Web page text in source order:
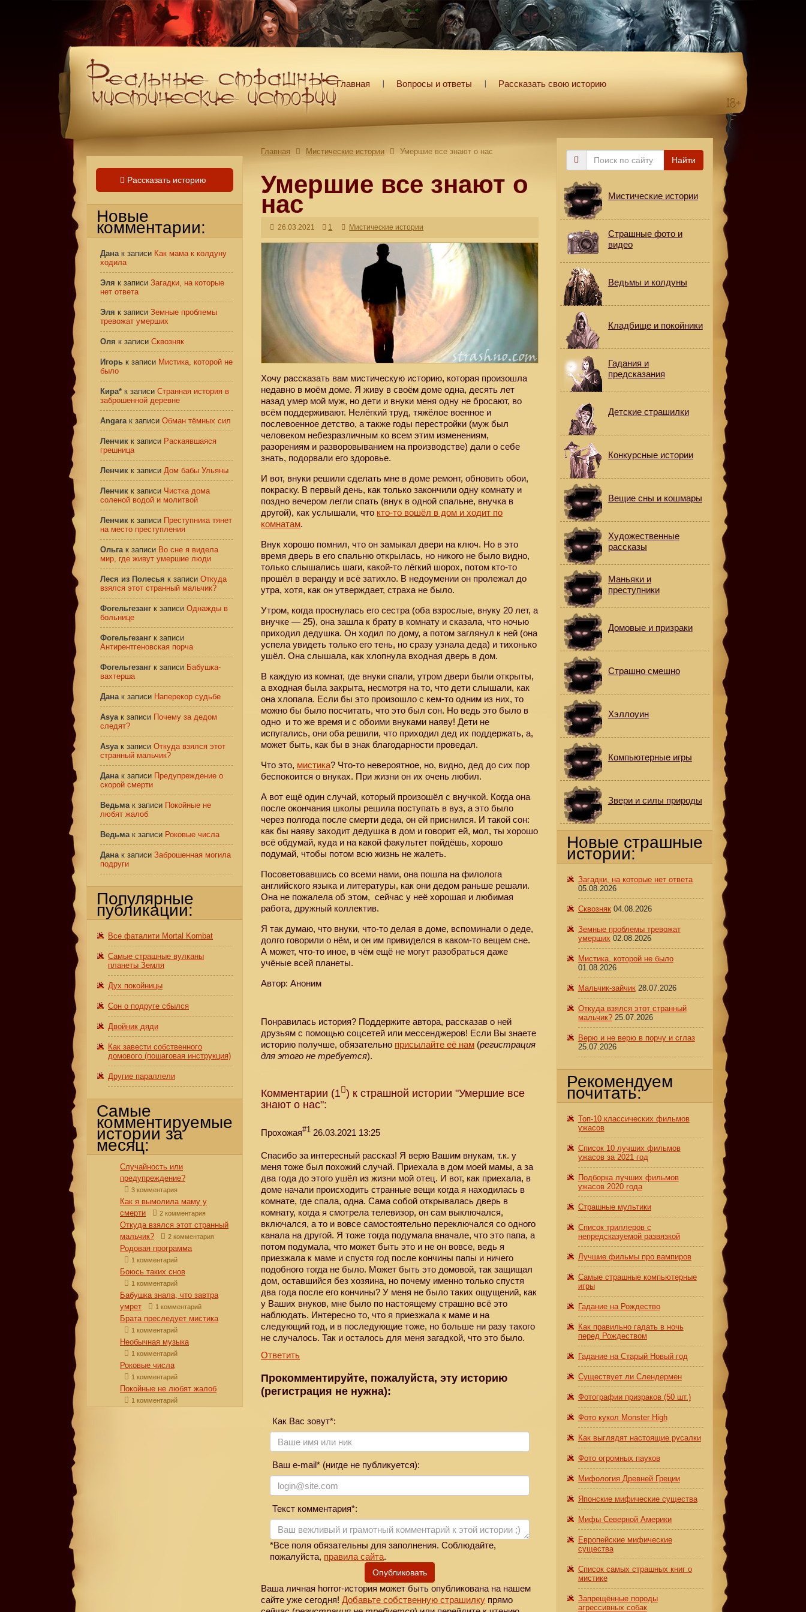
Главная Вопросы и ответы Рассказать свою историю
Главная Мистические истории Умершие все знают о нас
Умершие все знают о
нас
26.03.2021 1 Мистические истории
Хочу рассказать вам мистическую историю, которая произошла
недавно в моём доме. Я живу в своём доме одна, десять лет
назад умер мой муж, но дети и внуки меня одну не бросают, во
всём поддерживают. Нелёгкий труд, тяжёлое военное и
послевоенное детство, а также годы перестройки (муж был
человеком небезразличным ко всем этим изменениям,
разорениям и разворовыванием на производстве) дали о себе
знать, подорвали его здоровье.
И вот, внуки решили сделать мне в доме ремонт, обновить обои,
покраску. В первый день, как только закончили одну комнату и
поздно вечером легли спать (внук в одной спальне, внучка в
другой), как услышали, что кто-то вошёл в дом и ходит по
комнатам.
Внук хорошо помнил, что он замыкал двери на ключ. Но в это
время дверь в его спальню открылась, но никого не было видно,
только слышались шаги, какой-то лёгкий шорох, потом кто-то
прошёл в веранду и всё затихло. В недоумении он пролежал до
утра, хотя, как он утверждает, страха не было.
Утром, когда проснулась его сестра (оба взрослые, внуку 20 лет, а
внучке — 25), она зашла к брату в комнату и сказала, что ночью
приходил дедушка. Он ходил по дому, а потом заглянул к ней (она
успела увидеть только его тень, но сразу узнала деда) и тихонько
ушёл. Она слышала, как хлопнула входная дверь в дом.
В каждую из комнат, где внуки спали, утром двери были открыты,
а входная была закрыта, несмотря на то, что дети слышали, как
она хлопала. Если бы это произошло с кем-то одним из них, то
можно бы было посчитать, что это был сон. Но ведь это было в
одно и то же время и с обоими внуками наяву! Дети не
испугались, они оба решили, что приходил дед их поддержать, а,
может быть, как бы в знак благодарности проведал.
Что это, мистика? Что-то невероятное, но, видно, дед до сих пор
беспокоится о внуках. При жизни он их очень любил.
А вот ещё один случай, который произошёл с внучкой. Когда она
после окончания школы решила поступать в вуз, а это было
через полгода после смерти деда, он ей приснился. И такой сон:
как бы наяву заходит дедушка в дом и говорит ей, мол, ты хорошо
всё обдумай, куда и на какой факультет пойдёшь, хорошо
подумай, чтобы потом всю жизнь не жалеть.
Посоветовавшись со всеми нами, она пошла на филолога
английского языка и литературы, как они дедом раньше решали.
Она не пожалела об этом, сейчас у неё хорошая и любимая
работа, дружный коллектив.
Я так думаю, что внуки, что-то делая в доме, вспоминали о деде,
долго говорили о нём, и он им привиделся в каком-то вещем сне.
А может, что-то иное, в чём ещё не могут разобраться даже
учёные всей планеты.
Автор: Аноним
Понравилась история? Поддержите автора, рассказав о ней
друзьям с помощью соцсетей или мессенджеров! Если Вы знаете
историю получше, обязательно присылайте её нам (регистрация
для этого не требуется).
Комментарии (1 ) к страшной истории "Умершие все
знают о нас":
Прохожая#1 26.03.2021 13:25
Спасибо за интересный рассказ! Я верю Вашим внукам, т.к. у
меня тоже был похожий случай. Приехала в дом моей мамы, а за
два года до этого ушёл из жизни мой отец. И вот, как приехала, в
доме начали происходить странные вещи когда я находилась в
комнате, где спала, одна. Сама собой открывалась дверь в
комнату, когда я смотрела телевизор, он сам выключался,
включался, а то и вовсе самостоятельно переключался со одного
канала на другой. Я тоже тогда подумала вначале, что это папа, а
потом подумала, что может быть это и не он вовсе, ведь я
приезжала к маме и спустя год после кончины папы и ничего
подобного тогда не было. Может быть это домовой, так защищал
дом, оставшийся без хозяина, но почему именно только спустя
два года после его кончины? У меня не было таких ощущений, как
у Ваших внуков, мне было по настоящему страшно всё это
наблюдать. Интересно то, что я приезжала к маме и на
следующий год, и в последующие тоже, но больше ни разу такого
не случалось. Так и осталось для меня загадкой, что это было.
Ответить
Прокомментируйте, пожалуйста, эту историю
(регистрация не нужна):
Как Вас зовут*:
Ваш e-mail* (нигде не публикуется):
Текст комментария*:
*Все поля обязательны для заполнения. Соблюдайте,
пожалуйста, правила сайта.
Опубликовать
Ваша личная horror-история может быть опубликована на нашем
сайте уже сегодня!Добавьте собственную страшилку прямо
Рассказать историю
Новые
комментарии:
Данак записи Как мама к колдуну
ходила
Эля к записи Загадки, на которые
нет ответа
Эля к записи Земные проблемы
тревожат умерших
Оля к записи Сквозняк
Игорь к записи Мистика, которой не
было
Кира* к записи Странная история в
заброшенной деревне
Angaraк записи Обман тёмных сил
Ленчик к записи Раскаявшаяся
грешница
Ленчик к записи Дом бабы Ульяны
Ленчик к записи Чистка дома
соленой водой и молитвой
Ленчик к записи Преступника тянет
на место преступления
Ольгак записи Во сне я видела
мир, где живут умершие люди
Леся из Полесья к записи Откуда
взялся этот странный мальчик?
Фогельгезанг к записи Однажды в
больнице
Фогельгезанг к записи
Антирентгеновская порча
Фогельгезанг к записи Бабушка-
вахтерша
Данак записи Наперекор судьбе
Asyaк записи Почему за дедом
следят?
Asyaк записи Откуда взялся этот
странный мальчик?
Данак записи Предупреждение о
скорой смерти
Ведьмак записи Покойные не
любят жалоб
Ведьмак записи Роковые числа
Данак записи Заброшенная могила
подруги
Популярные
публикации:
Все фаталити Mortal Kombat
Самые страшные вулканы
планеты Земля
Дух покойницы
Сон о подруге сбылся
Двойник дяди
Как завести собственного
домового (пошаговая инструкция)
Другие параллели
Самые
комментируемые
истории за
месяц:
Случайность или
предупреждение?
3 комментария
Как я вымолила маму у
смерти
2 комментария
Откуда взялся этот странный
мальчик?
2 комментария
Родовая программа
1 комментарий
Боюсь таких снов
1 комментарий
Бабушка знала, что завтра
умрет
1 комментарий
Брата преследует мистика
1 комментарий
Необычная музыка
1 комментарий
Роковые числа
1 комментарий
Покойные не любят жалоб
1 комментарий
Поиск
Найти
Мистические истории
Страшные фото и
видео
Ведьмы и колдуны
Кладбище и покойники
Гадания и
предсказания
Детские страшилки
Конкурсные истории
Вещие сны и кошмары
Художественные
рассказы
Маньяки и
преступники
Домовые и призраки
Страшно смешно
Хэллоуин
Компьютерные игры
Звери и силы природы
Новые страшные
истории:
Загадки, на которые нет ответа
05.08.2026
Сквозняк 04.08.2026
Земные проблемы тревожат
умерших 02.08.2026
Мистика, которой не было
01.08.2026
Мальчик-зайчик 28.07.2026
Откуда взялся этот странный
мальчик? 25.07.2026
Верю и не верю в порчу и сглаз
25.07.2026
Рекомендуем
почитать:
Топ-10 классических фильмов
ужасов
Список 10 лучших фильмов
ужасов за 2021 год
Подборка лучших фильмов
ужасов 2020 года
Страшные мультики
Список триллеров с
непредсказуемой развязкой
Лучшие фильмы про вампиров
Самые страшные компьютерные
игры
Гадание на Рождество
Как правильно гадать в ночь
перед Рождеством
Гадание на Старый Новый год
Существует ли Слендермен
Фотографии призраков (50 шт.)
Фото кукол Monster High
Как выглядят настоящие русалки
Фото огромных пауков
Мифология Древней Греции
Японские мифические существа
Мифы Северной Америки
Европейские мифические
существа
Список самых страшных книг о
мистике
Запрещённые породы
агрессивных собак